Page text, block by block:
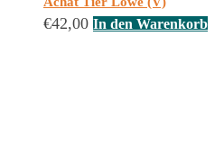
€42,00 In den Warenkorb